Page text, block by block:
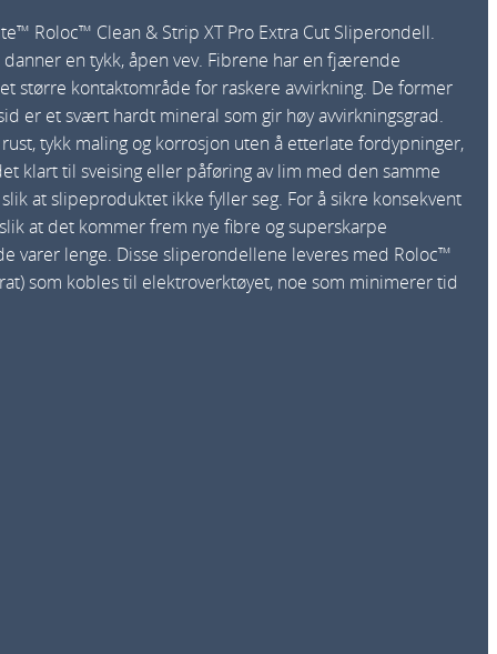
Roloc™ Clean & Strip XT Pro Extra Cut Sliperondell.
en tykk, åpen vev. Fibrene har en fjærende
større kontaktområde for raskere avvirkning. De former
er et svært hardt mineral som gir høy avvirkningsgrad.
tykk maling og korrosjon uten å etterlate fordypninger,
klart til sveising eller påføring av lim med den samme
at slipeproduktet ikke fyller seg. For å sikre konsekvent
at det kommer frem nye fibre og superskarpe
varer lenge. Disse sliperondellene leveres med Roloc™
som kobles til elektroverktøyet, noe som minimerer tid